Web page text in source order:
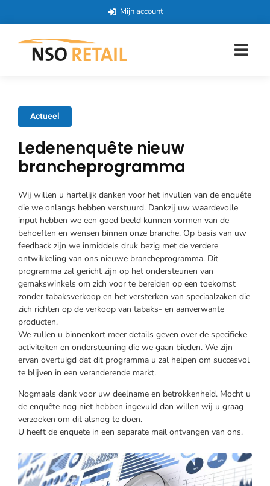
Mijn account
Actueel
Ledenenquête nieuw
brancheprogramma
Wij willen u hartelijk danken voor het invullen van de enquête
die we onlangs hebben verstuurd. Dankzij uw waardevolle
input hebben we een goed beeld kunnen vormen van de
behoeften en wensen binnen onze branche. Op basis van uw
feedback zijn we inmiddels druk bezig met de verdere
ontwikkeling van ons nieuwe brancheprogramma. Dit
programma zal gericht zijn op het ondersteunen van
gemakswinkels om zich voor te bereiden op een toekomst
zonder tabaksverkoop en het versterken van speciaalzaken die
zich richten op de verkoop van tabaks- en aanverwante
producten.
We zullen u binnenkort meer details geven over de specifieke
activiteiten en ondersteuning die we gaan bieden. We zijn
ervan overtuigd dat dit programma u zal helpen om succesvol
te blijven in een veranderende markt.
Nogmaals dank voor uw deelname en betrokkenheid. Mocht u
de enquête nog niet hebben ingevuld dan willen wij u graag
verzoeken om dit alsnog te doen.
U heeft de enquete in een separate mail ontvangen van ons.